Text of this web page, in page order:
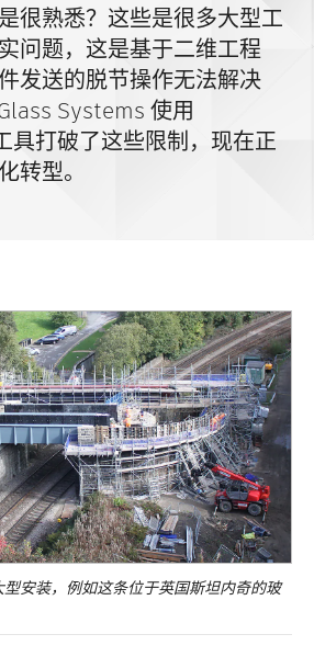
很熟悉？这些是很多大型工
问题，这是基于二维工程
发送的脱节操作无法解决
Systems 使用
具打破了这些限制，现在正
转型。
型安装，例如这条位于英国斯坦内奇的玻